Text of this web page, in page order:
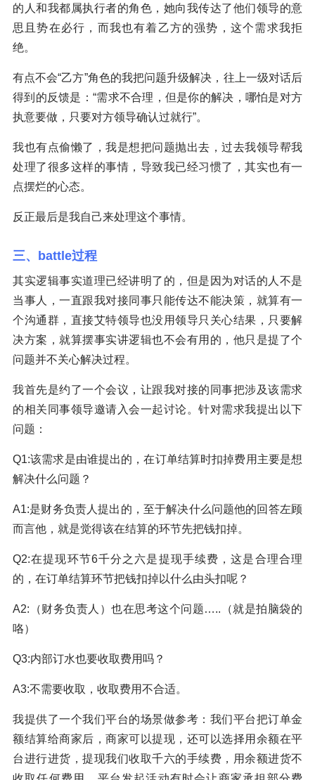
的人和我都属执行者的角色，她向我传达了他们领导的意
思且势在必行，而我也有着乙方的强势，这个需求我拒
绝。
有点不会“乙方”角色的我把问题升级解决，往上一级对话后
得到的反馈是：“需求不合理，但是你的解决，哪怕是对方
执意要做，只要对方领导确认过就行”。
我也有点偷懒了，我是想把问题抛出去，过去我领导帮我
处理了很多这样的事情，导致我已经习惯了，其实也有一
点摆烂的心态。
反正最后是我自己来处理这个事情。
三、battle过程
其实逻辑事实道理已经讲明了的，但是因为对话的人不是
当事人，一直跟我对接同事只能传达不能决策，就算有一
个沟通群，直接艾特领导也没用领导只关心结果，只要解
决方案，就算摆事实讲逻辑也不会有用的，他只是提了个
问题并不关心解决过程。
我首先是约了一个会议，让跟我对接的同事把涉及该需求
的相关同事领导邀请入会一起讨论。针对需求我提出以下
问题：
Q1:该需求是由谁提出的，在订单结算时扣掉费用主要是想
解决什么问题？
A1:是财务负责人提出的，至于解决什么问题他的回答左顾
而言他，就是觉得该在结算的环节先把钱扣掉。
Q2:在提现环节6千分之六是提现手续费，这是合理合理
的，在订单结算环节把钱扣掉以什么由头扣呢？
A2:（财务负责人）也在思考这个问题…..（就是拍脑袋的
咯）
Q3:内部订水也要收取费用吗？
A3:不需要收取，收取费用不合适。
我提供了一个我们平台的场景做参考：我们平台把订单金
额结算给商家后，商家可以提现，还可以选择用余额在平
台进行进货，提现我们收取千六的手续费，用余额进货不